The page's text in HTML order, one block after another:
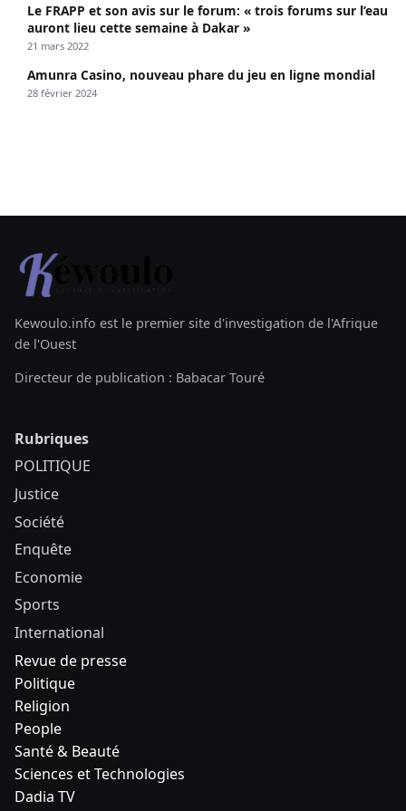
Le FRAPP et son avis sur le forum: « trois forums sur l’eau
auront lieu cette semaine à Dakar »
21 mars 2022
Amunra Casino, nouveau phare du jeu en ligne mondial
28 février 2024
Kewoulo.info est le premier site d'investigation de l'Afrique
de l'Ouest
Directeur de publication : Babacar Touré
Rubriques
POLITIQUE
Justice
Société
Enquête
Economie
Sports
International
Revue de presse
Politique
Religion
People
Santé & Beauté
Sciences et Technologies
Dadia TV